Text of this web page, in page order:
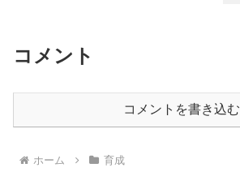
コメント
コメントを書き込む
ホーム 育成